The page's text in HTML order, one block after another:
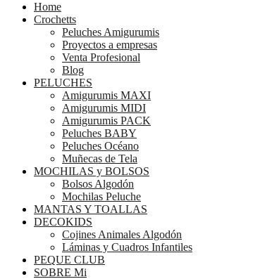
Home
Crochetts
Peluches Amigurumis
Proyectos a empresas
Venta Profesional
Blog
PELUCHES
Amigurumis MAXI
Amigurumis MIDI
Amigurumis PACK
Peluches BABY
Peluches Océano
Muñecas de Tela
MOCHILAS y BOLSOS
Bolsos Algodón
Mochilas Peluche
MANTAS Y TOALLAS
DECOKIDS
Cojines Animales Algodón
Láminas y Cuadros Infantiles
PEQUE CLUB
SOBRE Mi